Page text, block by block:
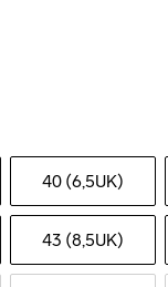
40 (6,5UK)
43 (8,5UK)